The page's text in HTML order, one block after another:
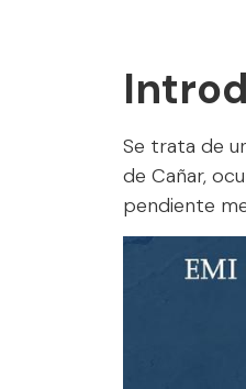
Se trata de
de Cañar,
pendiente